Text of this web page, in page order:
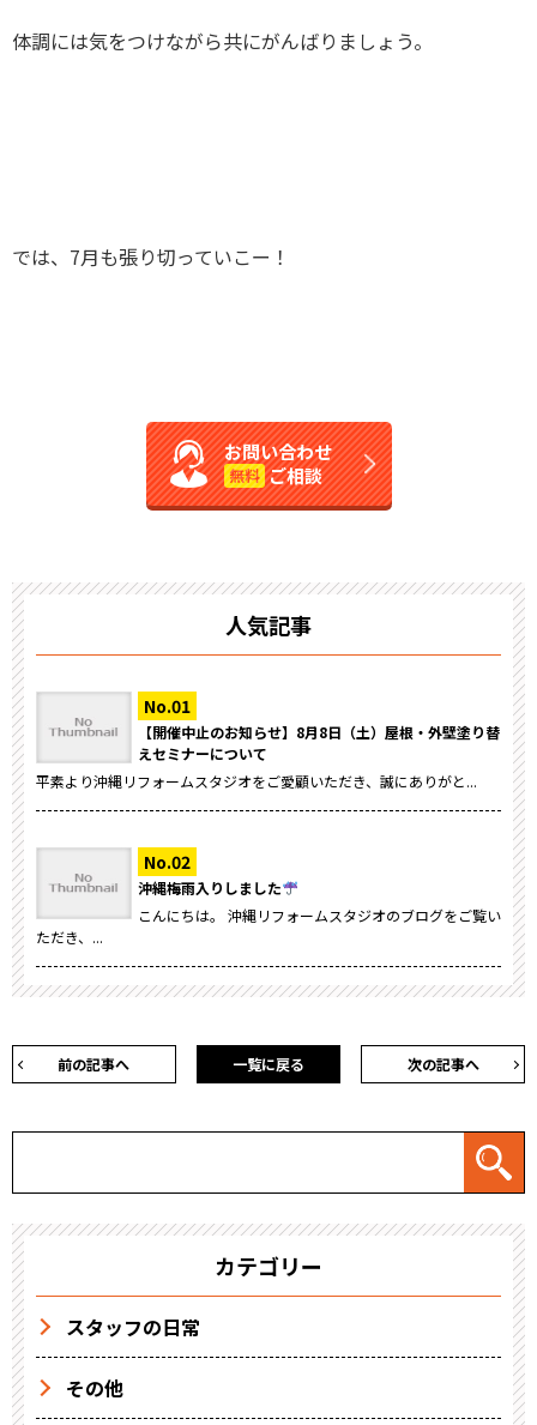
体調には気をつけながら共にがんばりましょう。
では、7月も張り切っていこー！
お問い合わせ
無料 ご相談
人気記事
【開催中止のお知らせ】8月8日（土）屋根・外壁塗り替
えセミナーについて
平素より沖縄リフォームスタジオをご愛顧いただき、誠にありがと...
沖縄梅雨入りしました
こんにちは。 沖縄リフォームスタジオのブログをご覧い
ただき、...
前の記事へ 次の記事へ
一覧に戻る
カテゴリー
スタッフの日常
その他